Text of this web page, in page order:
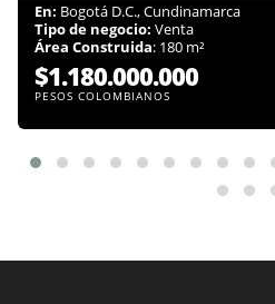
En: Bogotá D.C., Cundinamarca
Tipo de negocio: Venta
Área Construida: 180 m²
$1.180.000.000
PESOS COLOMBIANOS